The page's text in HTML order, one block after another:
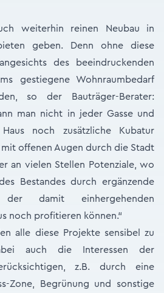
weiterhin reinen Neubau in
geben. Denn ohne diese
des beeindruckenden
gestiegene Wohnraumbedarf
so der Bauträger-Berater:
man nicht in jeder Gasse und
noch zusätzliche Kubatur
mit offenen Augen durch die Stadt
an vielen Stellen Potenziale, wo
Bestandes durch ergänzende
damit einhergehenden
noch profitieren können.“
alle diese Projekte sensibel zu
auch die Interessen der
z.B. durch eine
Zone, Begrünung und sonstige